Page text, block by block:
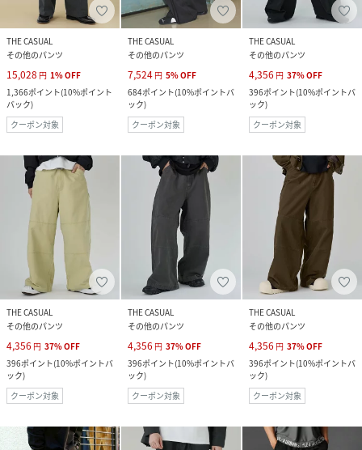
THE CASUAL
その他のパンツ
15,028 円 1%OFF
1,366ポイント(10%ポイント
バック)
クーポン対象
THE CASUAL
その他のパンツ
7,524 円 5%OFF
684ポイント(10%ポイントバ
ック)
クーポン対象
THE CASUAL
その他のパンツ
4,356 円 37%OFF
396ポイント(10%ポイントバ
ック)
クーポン対象
THE CASUAL
その他のパンツ
4,356 円 37%OFF
396ポイント(10%ポイントバ
ック)
クーポン対象
THE CASUAL
その他のパンツ
4,356 円 37%OFF
396ポイント(10%ポイントバ
ック)
クーポン対象
THE CASUAL
その他のパンツ
4,356 円 37%OFF
396ポイント(10%ポイントバ
ック)
クーポン対象